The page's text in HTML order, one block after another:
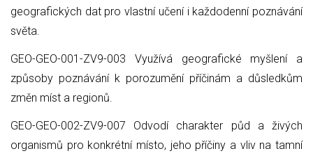
geografických dat pro vlastní učení i každodenní poznávání
světa.
GEO-GEO-001-ZV9-003 Využívá geografické myšlení a
způsoby poznávání k porozumění příčinám a důsledkům
změn míst a regionů.
GEO-GEO-002-ZV9-007 Odvodí charakter půd a živých
organismů pro konkrétní místo, jeho příčiny a vliv na tamní